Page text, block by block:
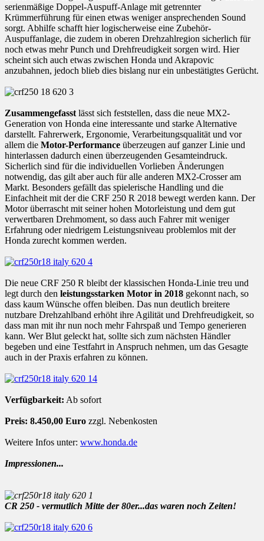
serienmäßige Doppel-Auspuff-Anlage mit getrennter
Krümmerführung für einen etwas weniger ansprechenden Sound
sorgt. Abhilfe schafft hier logischerweise eine Zubehör-
Auspuffanlage, die zudem in oberen Drehzahlregion sicherlich für
noch etwas mehr Punch und Drehfreudigkeit sorgen wird. Hier
scheint sich auch etwas zwischen Honda und Akrapovic
anzubahnen, jedoch blieb dies bislang nur ein unbestätigtes Gerücht.
Zusammengefasst lässt sich feststellen, dass die neue MX2-
Generation von Honda eine interessante und starke Alternative
darstellt. Fahrerwerk, Ergonomie, Verarbeitungsqualität und vor
allem die Motor-Performance überzeugen auf ganzer Linie und
hinterlassen dadurch einen überzeugenden Gesamteindruck.
Sicherlich sind für die individuellen Vorlieben Änderungen
notwendig, das gilt aber auch für alle anderen MX2-Crosser am
Markt. Besonders gefällt das spielerische Handling und die
Einfachheit mit der die CRF 250 R 2018 bewegt werden kann. Der
Motor überrascht mit seiner hohen Motorleistung und dem gut
verwertbaren Drehmoment, so dass auch Fahrer mit weniger
Erfahrung oder niedrigem Leistungsniveau problemlos mit der
Honda zurecht kommen werden.
Die neue CRF 250 R bleibt der klassischen Honda-Linie treu und
legt durch den leistungsstarken Motor in 2018 gekonnt nach, so
dass kaum Wünsche offen bleiben. Das nun deutlich breitere
nutzbare Drehzahlband erhöht ihre Agilität und Drehfreudigkeit, so
dass man mit ihr nun noch mehr Fahrspaß und Tempo generieren
kann. Wer Blut geleckt hat, sollte sich zum nächsten Händler
begeben und eine Testfahrt in Anspruch nehmen, um das Gesagte
auch in der Praxis erfahren zu können.
Verfügbarkeit: Ab sofort
Preis: 8.450,00 Euro zzgl. Nebenkosten
Weitere Infos unter: www.honda.de
Impressionen...
CR 250 - vermutlich Mitte der 80er...das waren noch Zeiten!